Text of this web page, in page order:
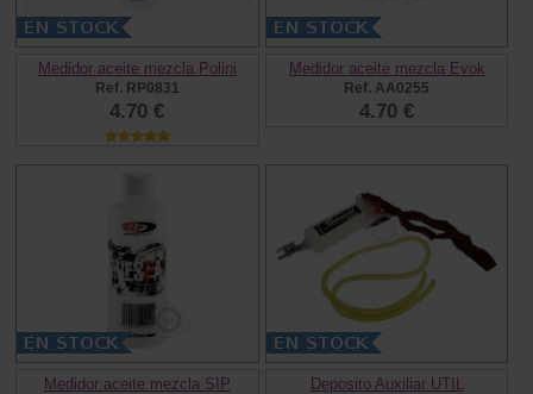
Medidor aceite mezcla Polini
Ref. RP0831
4.70 €
Medidor aceite mezcla Evok
Ref. AA0255
4.70 €
Medidor aceite mezcla SIP Deposito Auxiliar UTIL